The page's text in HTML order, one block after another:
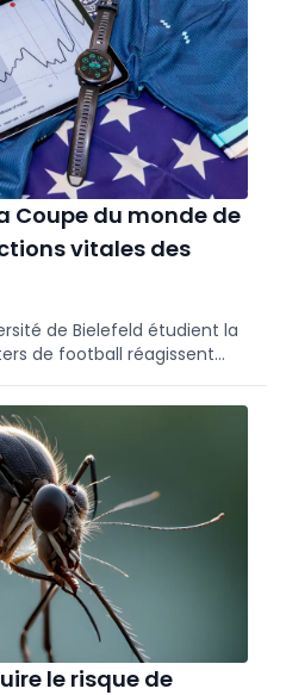
Coupe du monde de
vitales des
de Bielefeld étudient la
de football réagissent
2026. À l’aide de montres
fonctions vitales telles que
le niveau de stress chez
équipes.
le risque de